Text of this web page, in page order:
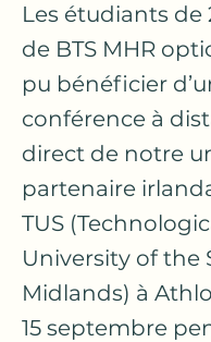
Les étudiants de
de BTS MHR
pu bénéficier
conférence à
direct de notre
partenaire
TUS
University of the
Midlands) à
15 septembre